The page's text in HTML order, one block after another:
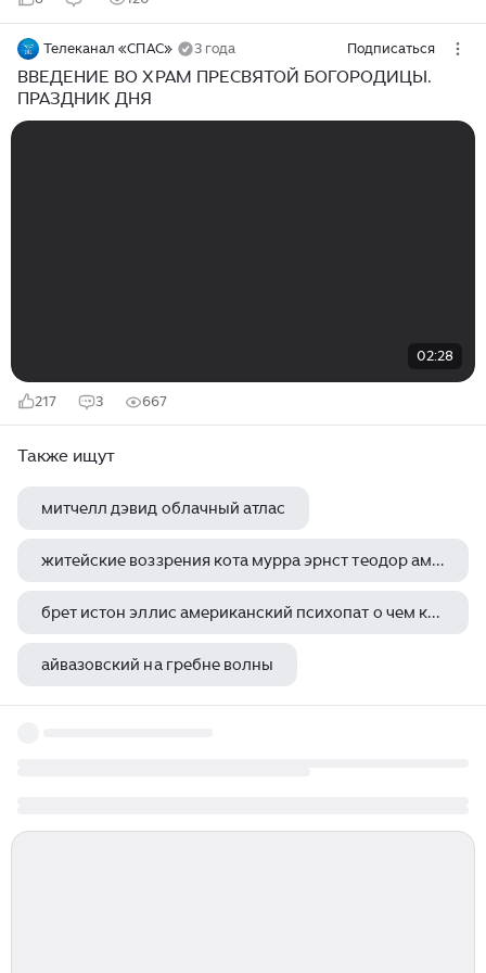
Телеканал «СПАС» 3 года Подписаться
ВВЕДЕНИЕ ВО ХРАМ ПРЕСВЯТОЙ БОГОРОДИЦЫ.
ПРАЗДНИК ДНЯ
02:28
217 3 667
Также ищут
митчелл дэвид облачный атлас
житейские воззрения кота мурра эрнст теодор амадей гофман книга
брет истон эллис американский психопат о чем книга
айвазовский на гребне волны